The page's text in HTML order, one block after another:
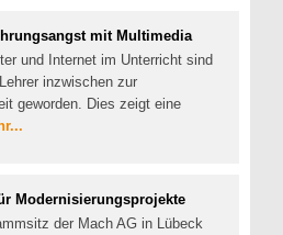
mit Multimedia
und Internet im Unterricht sind
inzwischen zur
geworden. Dies zeigt eine
Modernisierungsprojekte
der Mach AG in Lübeck